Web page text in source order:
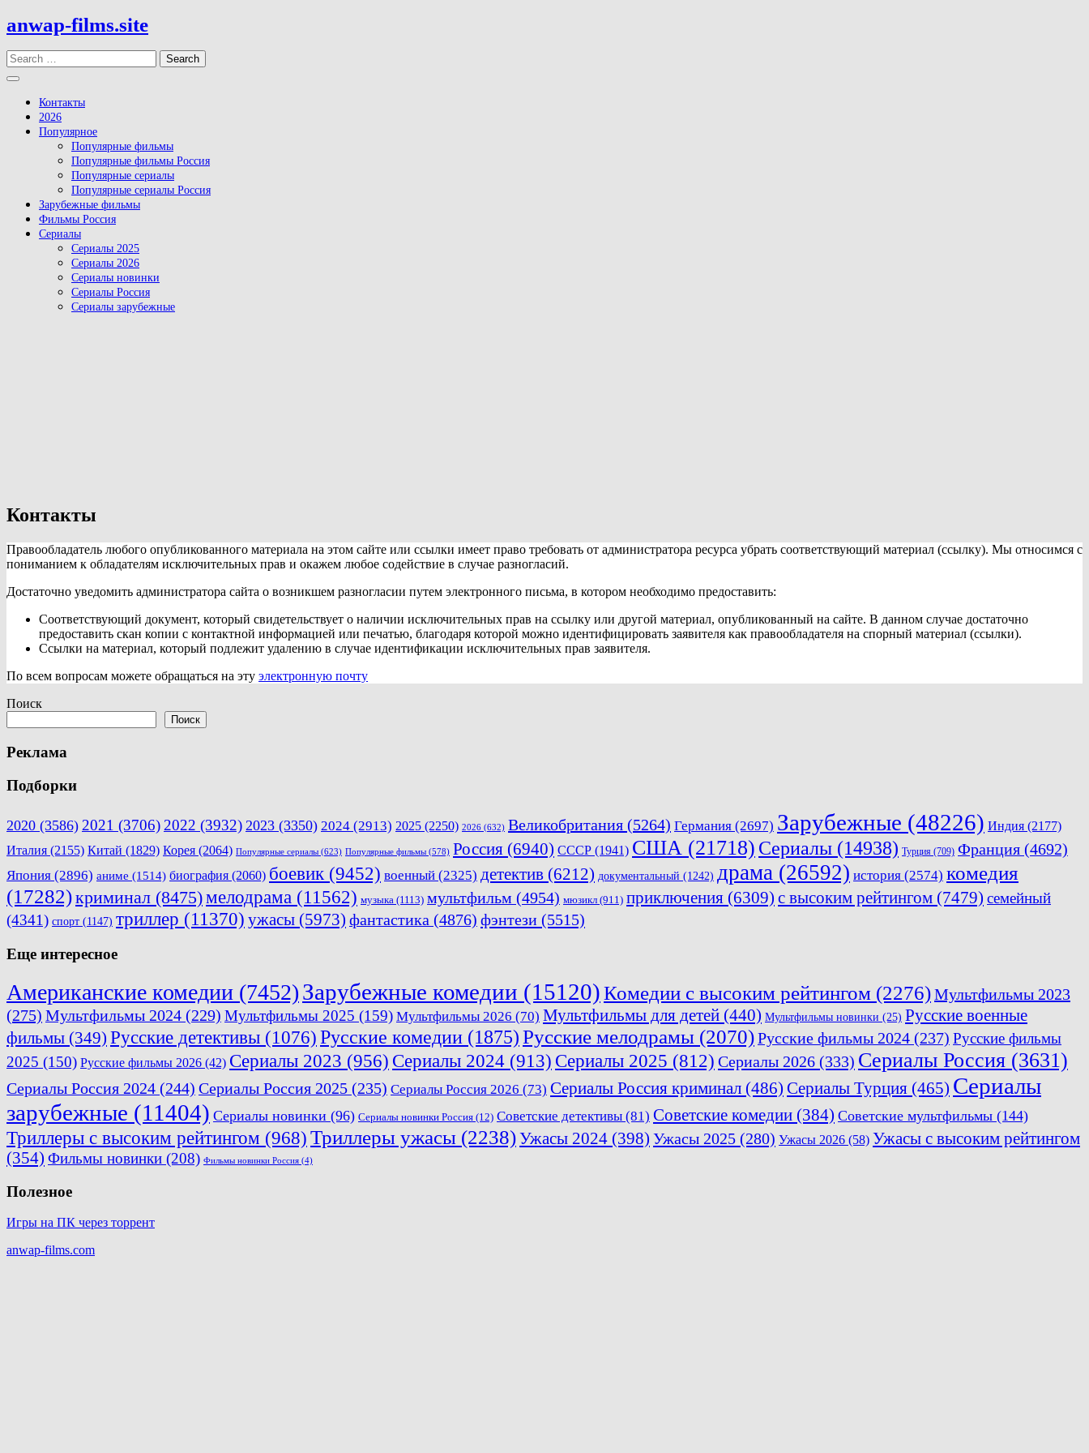
Skip
to
content
anwap-films.site
Search
Open
Button
Контакты
2026
Популярное
Популярные фильмы
Популярные фильмы Россия
Популярные сериалы
Популярные сериалы Россия
Зарубежные фильмы
Фильмы Россия
Сериалы
Сериалы 2025
Сериалы 2026
Сериалы новинки
Сериалы Россия
Сериалы зарубежные
Контакты
Правообладатель любого опубликованного материала на этом сайте или ссылки имеет право требовать от администратора ресурса убрать соответствующий материал (ссылку). Мы относимся с
пониманием к обладателям исключительных прав и окажем любое содействие в случае разногласий.
Достаточно уведомить администратора сайта о возникшем разногласии путем электронного письма, в котором необходимо предоставить:
Соответствующий документ, который свидетельствует о наличии исключительных прав на ссылку или другой материал, опубликованный на сайте. В данном случае достаточно
предоставить скан копии с контактной информацией или печатью, благодаря которой можно идентифицировать заявителя как правообладателя на спорный материал (ссылки).
Ссылки на материал, который подлежит удалению в случае идентификации исключительных прав заявителя.
По всем вопросам можете обращаться на эту электронную почту
Поиск
Поиск
Реклама
Подборки
2020 (3586) 2021 (3706)2022 (3932) 2023 (3350) 2024 (2913) 2025 (2250) 2026 (632) Великобритания (5264) Германия (2697) Зарубежные (48226) Индия (2177)
Италия (2155) Китай (1829) Корея (2064) Популярные сериалы (623) Популярные фильмы (578) Россия (6940) СССР (1941) США (21718) Сериалы (14938) Турция (709) Франция (4692)
Япония (2896) аниме (1514) биография (2060) боевик(9452) военный (2325) детектив (6212) документальный (1242) драма (26592) история (2574) комедия
(17282)криминал (8475)мелодрама (11562) музыка (1113) мультфильм (4954) мюзикл (911) приключения (6309) с высоким рейтингом (7479) семейный
(4341) спорт (1147) триллер (11370) ужасы (5973) фантастика (4876) фэнтези (5515)
Еще интересное
Американские комедии (7452)Зарубежные комедии (15120)Комедии с высоким рейтингом (2276)Мультфильмы 2023
(275) Мультфильмы 2024 (229) Мультфильмы 2025 (159) Мультфильмы 2026 (70) Мультфильмы для детей (440) Мультфильмы новинки (25) Русские военные
фильмы (349) Русские детективы (1076)Русские комедии (1875)Русские мелодрамы (2070)Русские фильмы 2024 (237) Русские фильмы
2025 (150) Русские фильмы 2026 (42) Сериалы 2023 (956) Сериалы 2024 (913) Сериалы 2025 (812) Сериалы 2026 (333) Сериалы Россия (3631)
Сериалы Россия 2024 (244) Сериалы Россия 2025 (235) Сериалы Россия 2026 (73) Сериалы Россия криминал (486) Сериалы Турция (465) Сериалы
зарубежные (11404) Сериалы новинки (96) Сериалы новинки Россия (12) Советские детективы (81) Советские комедии (384) Советские мультфильмы (144)
Триллеры с высоким рейтингом (968) Триллеры ужасы (2238)Ужасы 2024 (398) Ужасы 2025 (280) Ужасы 2026 (58) Ужасы с высоким рейтингом
(354) Фильмы новинки (208) Фильмы новинки Россия (4)
Полезное
Игры на ПК через торрент
anwap-films.com